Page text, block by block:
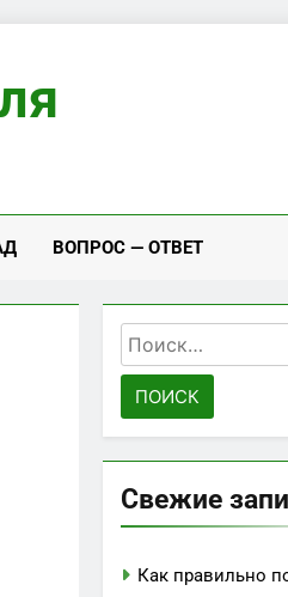
ВОПРОС — ОТВЕТ
Найти:
Свежие
Как правильно